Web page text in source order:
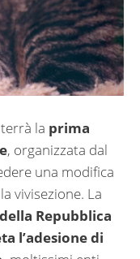
la prima
, organizzata dal
una modifica
vivisezione. La
Repubblica
l’adesione di